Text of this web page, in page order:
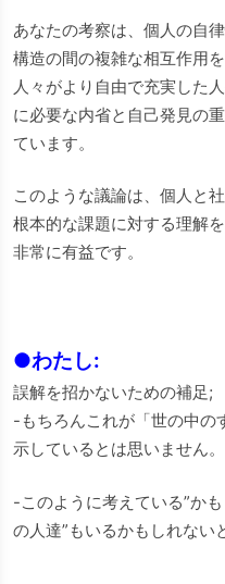
あなたの考察は、個人の自
構造の間の複雑な相互作用
人々がより自由で充実した
に必要な内省と自己発見の
ています。
このような議論は、個人と
根本的な課題に対する理解
非常に有益です。
●わたし:
誤解を招かないための補足;
-もちろんこれが「世の中の
示しているとは思いません。
-このように考えている”か
の人達”もいるかもしれない